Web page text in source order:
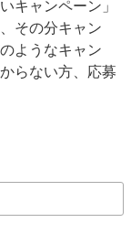
キャンペーン」
その分キャン
ようなキャン
らない方、応募